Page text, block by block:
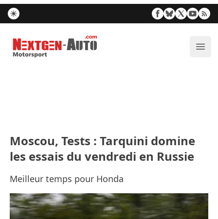
Nextgen-Auto.com
Moscou, Tests : Tarquini domine
les essais du vendredi en Russie
Meilleur temps pour Honda